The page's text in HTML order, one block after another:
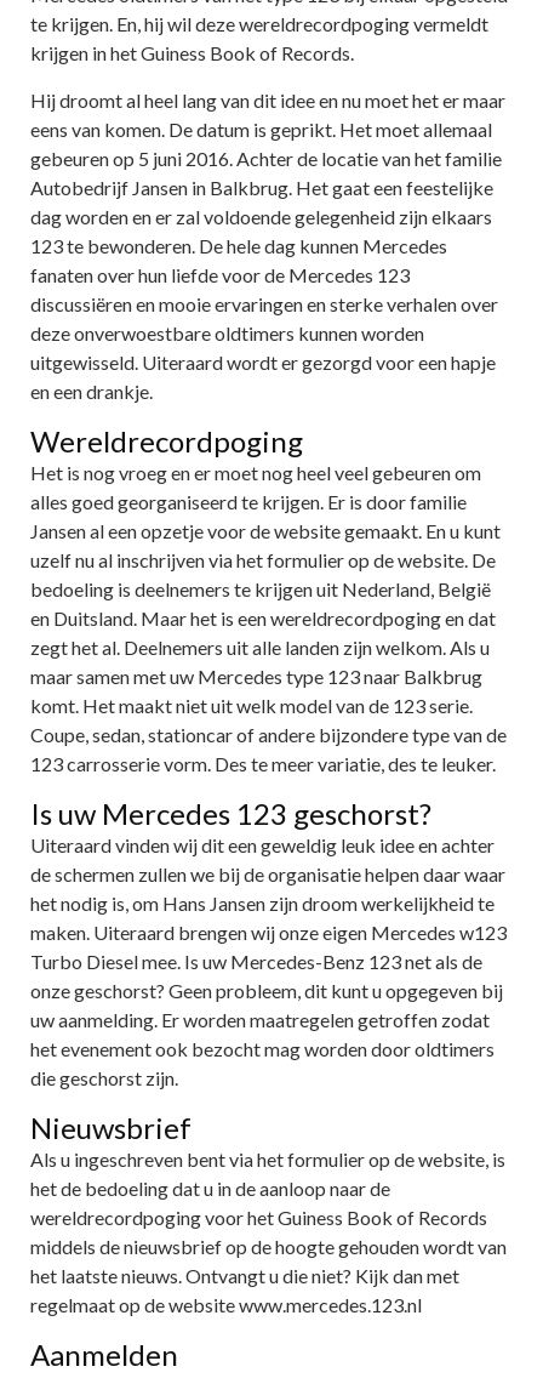
te krijgen. En, hij wil deze wereldrecordpoging vermeldt
krijgen in het Guiness Book of Records.
Hij droomt al heel lang van dit idee en nu moet het er maar
eens van komen. De datum is geprikt. Het moet allemaal
gebeuren op 5 juni 2016. Achter de locatie van het familie
Autobedrijf Jansen in Balkbrug. Het gaat een feestelijke
dag worden en er zal voldoende gelegenheid zijn elkaars
123 te bewonderen. De hele dag kunnen Mercedes
fanaten over hun liefde voor de Mercedes 123
discussiëren en mooie ervaringen en sterke verhalen over
deze onverwoestbare oldtimers kunnen worden
uitgewisseld. Uiteraard wordt er gezorgd voor een hapje
en een drankje.
Wereldrecordpoging
Het is nog vroeg en er moet nog heel veel gebeuren om
alles goed georganiseerd te krijgen. Er is door familie
Jansen al een opzetje voor de website gemaakt. En u kunt
uzelf nu al inschrijven via het formulier op de website. De
bedoeling is deelnemers te krijgen uit Nederland, België
en Duitsland. Maar het is een wereldrecordpoging en dat
zegt het al. Deelnemers uit alle landen zijn welkom. Als u
maar samen met uw Mercedes type 123 naar Balkbrug
komt. Het maakt niet uit welk model van de 123 serie.
Coupe, sedan, stationcar of andere bijzondere type van de
123 carrosserie vorm. Des te meer variatie, des te leuker.
Is uw Mercedes 123 geschorst?
Uiteraard vinden wij dit een geweldig leuk idee en achter
de schermen zullen we bij de organisatie helpen daar waar
het nodig is, om Hans Jansen zijn droom werkelijkheid te
maken. Uiteraard brengen wij onze eigen Mercedes w123
Turbo Diesel mee. Is uw Mercedes-Benz 123 net als de
onze geschorst? Geen probleem, dit kunt u opgegeven bij
uw aanmelding. Er worden maatregelen getroffen zodat
het evenement ook bezocht mag worden door oldtimers
die geschorst zijn.
Nieuwsbrief
Als u ingeschreven bent via het formulier op de website, is
het de bedoeling dat u in de aanloop naar de
wereldrecordpoging voor het Guiness Book of Records
middels de nieuwsbrief op de hoogte gehouden wordt van
het laatste nieuws. Ontvangt u die niet? Kijk dan met
regelmaat op de website www.mercedes.123.nl
Aanmelden